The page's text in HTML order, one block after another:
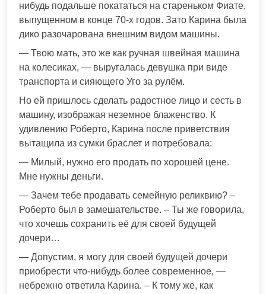
нибудь подальше покататься на стареньком Фиате,
выпущенном в конце 70-х годов. Зато Карина была
дико разочарована внешним видом машины.
— Твою мать, это же как ручная швейная машина
на колесиках, — выругалась девушка при виде
транспорта и сияющего Уго за рулём.
Но ей пришлось сделать радостное лицо и сесть в
машину, изображая неземное блаженство. К
удивлению Роберто, Карина после приветствия
вытащила из сумки браслет и потребовала:
— Милый, нужно его продать по хорошей цене.
Мне нужны деньги.
— Зачем тебе продавать семейную реликвию? –
Роберто был в замешательстве. – Ты же говорила,
что хочешь сохранить её для своей будущей
дочери…
— Допустим, я могу для своей будущей дочери
приобрести что-нибудь более современное, —
небрежно ответила Карина. – К тому же, как